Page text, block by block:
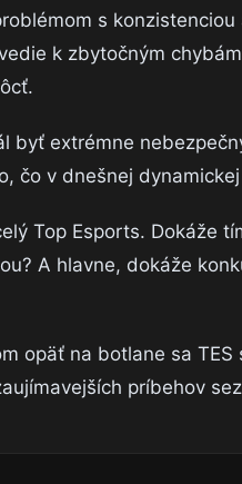
s konzistenciou
k zbytočným
extrémne
čo v dnešnej
Top Esports. Dokáže
A hlavne, dokáže
opäť na botlane sa
príbehov